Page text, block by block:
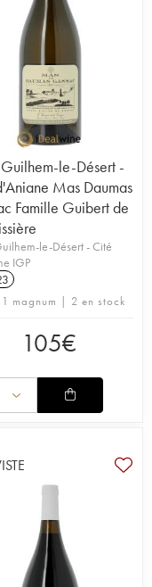
le-Désert -
Mas Daumas
Famille Guibert de
le-Désert - Cité
IGP
magnum | 2 en stock
105€